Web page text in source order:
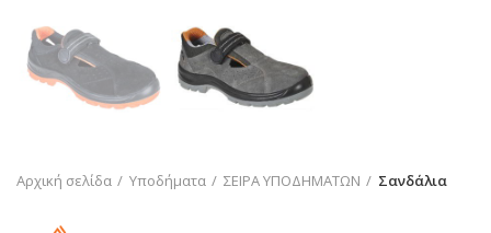
Αρχική σελίδα Υποδήματα ΣΕΙΡΑ ΥΠΟΔΗΜΑΤΩΝ Σανδάλια